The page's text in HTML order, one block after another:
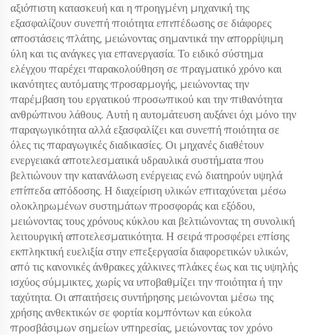
αξιόπιστη κατασκευή και η προηγμένη μηχανική της
εξασφαλίζουν συνεπή ποιότητα επιπέδωσης σε διάφορες
αποστάσεις πλάτης, μειώνοντας σημαντικά την απορρίψιμη
ύλη και τις ανάγκες για επανεργασία. Το ειδικό σύστημα
ελέγχου παρέχει παρακολούθηση σε πραγματικό χρόνο και
ικανότητες αυτόματης προσαρμογής, μειώνοντας την
παρέμβαση του εργατικού προσωπικού και την πιθανότητα
ανθρώπινου λάθους. Αυτή η αυτομάτευση αυξάνει όχι μόνο την
παραγωγικότητα αλλά εξασφαλίζει και συνεπή ποιότητα σε
όλες τις παραγωγικές διαδικασίες. Οι μηχανές διαθέτουν
ενεργειακά αποτελεσματικά υδραυλικά συστήματα που
βελτιώνουν την κατανάλωση ενέργειας ενώ διατηρούν υψηλά
επίπεδα απόδοσης. Η διαχείριση υλικών επιταχύνεται μέσω
ολοκληρωμένων συστημάτων προσφοράς και εξόδου,
μειώνοντας τους χρόνους κύκλου και βελτιώνοντας τη συνολική
λειτουργική αποτελεσματικότητα. Η σειρά προσφέρει επίσης
εκπληκτική ευελιξία στην επεξεργασία διαφορετικών υλικών,
από τις κανονικές άνθρακες χάλκινες πλάκες έως και τις υψηλής
ισχύος σύμμικτες, χωρίς να υποβαθμίζει την ποιότητα ή την
ταχύτητα. Οι απαιτήσεις συντήρησης μειώνονται μέσω της
χρήσης ανθεκτικών σε φορτία κομπόντων και εύκολα
προσβάσιμων σημείων υπηρεσίας, μειώνοντας τον χρόνο